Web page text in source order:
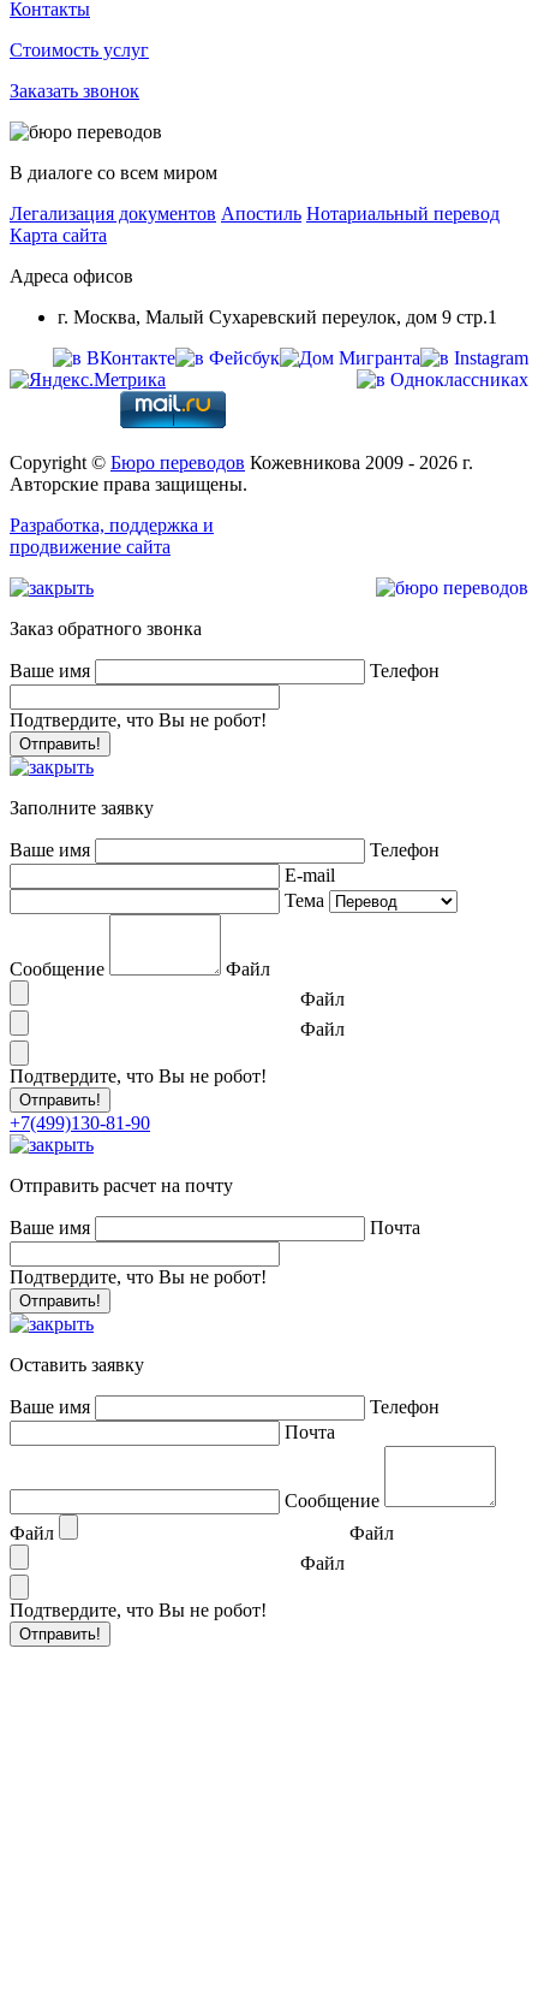
Контакты
Стоимость услуг
Заказать звонок
В диалоге со всем миром
Легализация документов Апостиль Нотариальный перевод
Карта сайта
Адреса офисов
г. Москва, Малый Сухаревский переулок, дом 9 стр.1
Copyright © Бюро переводов Кожевникова 2009 - 2026 г.
Авторские права защищены.
Разработка, поддержка и
продвижение сайта
Заказ обратного звонка
Ваше имя Телефон
Подтвердите, что Вы не робот!
Заполните заявку
Ваше имя
Телефон
E-mail
Тема
Сообщение
Файл
Файл
Файл
Подтвердите, что Вы не робот!
+7(499)130-81-90
Отправить расчет на почту
Ваше имя Почта
Подтвердите, что Вы не робот!
Оставить заявку
Ваше имя
Телефон
Почта
Сообщение
Файл
Файл
Файл
Подтвердите, что Вы не робот!